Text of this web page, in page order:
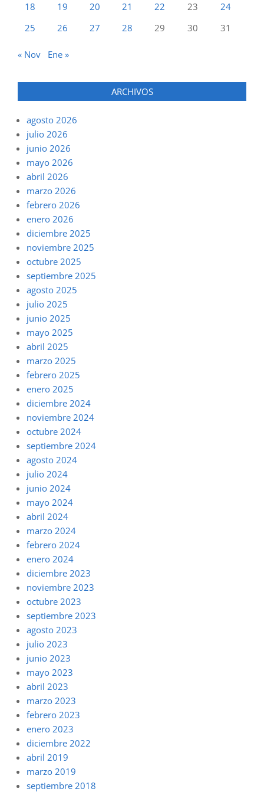
18
19 20 21 22 23
24
25
26 27 28 29 30 31
« Nov Ene »
ARCHIVOS
agosto 2026
julio 2026
junio 2026
mayo 2026
abril 2026
marzo 2026
febrero 2026
enero 2026
diciembre 2025
noviembre 2025
octubre 2025
septiembre 2025
agosto 2025
julio 2025
junio 2025
mayo 2025
abril 2025
marzo 2025
febrero 2025
enero 2025
diciembre 2024
noviembre 2024
octubre 2024
septiembre 2024
agosto 2024
julio 2024
junio 2024
mayo 2024
abril 2024
marzo 2024
febrero 2024
enero 2024
diciembre 2023
noviembre 2023
octubre 2023
septiembre 2023
agosto 2023
julio 2023
junio 2023
mayo 2023
abril 2023
marzo 2023
febrero 2023
enero 2023
diciembre 2022
abril 2019
marzo 2019
septiembre 2018